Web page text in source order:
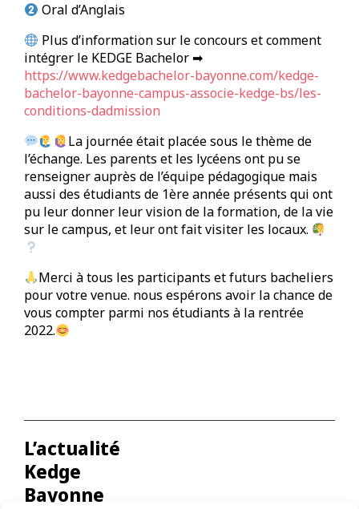
Oral d’Anglais
Plus d’information sur le concours et comment
intégrer le KEDGE Bachelor ➡
https://www.kedgebachelor-bayonne.com/kedge-
bachelor-bayonne-campus-associe-kedge-bs/les-
conditions-dadmission
La journée était placée sous le thème de
l’échange. Les parents et les lycéens ont pu se
renseigner auprès de l’équipe pédagogique mais
aussi des étudiants de 1ère année présents qui ont
pu leur donner leur vision de la formation, de la vie
sur le campus, et leur ont fait visiter les locaux.
Merci à tous les participants et futurs bacheliers
pour votre venue. nous espérons avoir la chance de
vous compter parmi nos étudiants à la rentrée
2022.
L’actualité
Kedge
Bayonne